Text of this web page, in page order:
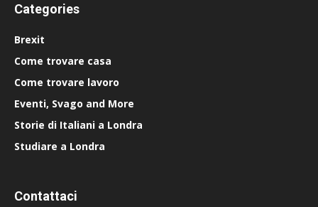
Categories
Brexit
Come trovare casa
Come trovare lavoro
Eventi, Svago and More
Storie di Italiani a Londra
Studiare a Londra
Contattaci